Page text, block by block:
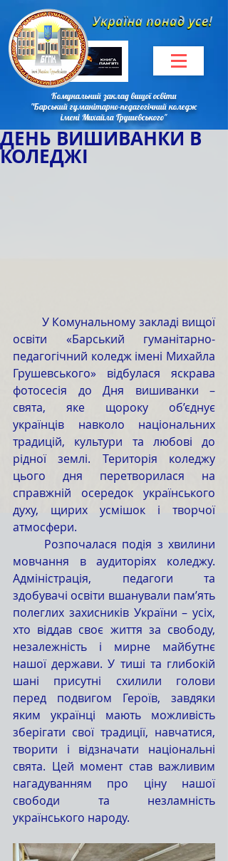
Комунальний заклад вищої освіти
"Барський гуманітарно-педагогічний коледж
імені Михайла Грушевського"
ДЕНЬ ВИШИВАНКИ В
КОЛЕДЖІ
освіти «Барський гуманітарно-
педагогічний коледж імені Михайла
Грушевського» відбулася яскрава
фотосесія до Дня вишиванки –
свята, яке щороку об’єднує
українців навколо національних
традицій, культури та любові до
рідної землі. Територія коледжу
цього дня перетворилася на
справжній осередок українського
духу, щирих усмішок і творчої
атмосфери.
мовчання в аудиторіях коледжу.
Адміністрація, педагоги та
здобувачі освіти вшанували пам’ять
полеглих захисників України – усіх,
хто віддав своє життя за свободу,
незалежність і мирне майбутнє
нашої держави. У тиші та глибокій
шані присутні схилили голови
перед подвигом Героїв, завдяки
яким українці мають можливість
зберігати свої традиції, навчатися,
творити і відзначати національні
свята. Цей момент став важливим
нагадуванням про ціну нашої
свободи та незламність
українського народу.